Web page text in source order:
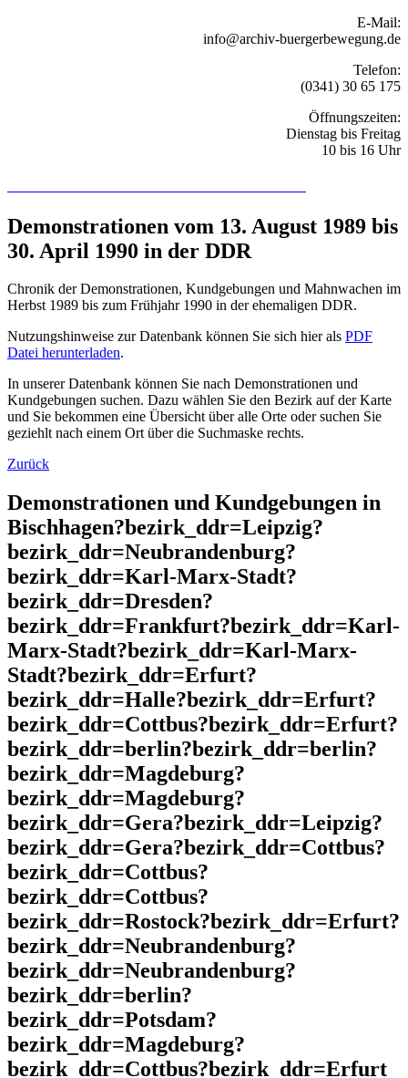
E-Mail:
info@archiv-buergerbewegung.de
Telefon:
(0341) 30 65 175
Öffnungszeiten:
Dienstag bis Freitag
10 bis 16 Uhr
Demonstrationen vom 13. August 1989 bis
30. April 1990 in der DDR
Chronik der Demonstrationen, Kundgebungen und Mahnwachen im
Herbst 1989 bis zum Frühjahr 1990 in der ehemaligen DDR.
Nutzungshinweise zur Datenbank können Sie sich hier als PDF
Datei herunterladen.
In unserer Datenbank können Sie nach Demonstrationen und
Kundgebungen suchen. Dazu wählen Sie den Bezirk auf der Karte
und Sie bekommen eine Übersicht über alle Orte oder suchen Sie
geziehlt nach einem Ort über die Suchmaske rechts.
Zurück
Demonstrationen und Kundgebungen in
Bischhagen?bezirk_ddr=Leipzig?
bezirk_ddr=Neubrandenburg?
bezirk_ddr=Karl-Marx-Stadt?
bezirk_ddr=Dresden?
bezirk_ddr=Frankfurt?bezirk_ddr=Karl-
Marx-Stadt?bezirk_ddr=Karl-Marx-
Stadt?bezirk_ddr=Erfurt?
bezirk_ddr=Halle?bezirk_ddr=Erfurt?
bezirk_ddr=Cottbus?bezirk_ddr=Erfurt?
bezirk_ddr=berlin?bezirk_ddr=berlin?
bezirk_ddr=Magdeburg?
bezirk_ddr=Magdeburg?
bezirk_ddr=Gera?bezirk_ddr=Leipzig?
bezirk_ddr=Gera?bezirk_ddr=Cottbus?
bezirk_ddr=Cottbus?
bezirk_ddr=Cottbus?
bezirk_ddr=Rostock?bezirk_ddr=Erfurt?
bezirk_ddr=Neubrandenburg?
bezirk_ddr=Neubrandenburg?
bezirk_ddr=berlin?
bezirk_ddr=Potsdam?
bezirk_ddr=Magdeburg?
bezirk_ddr=Cottbus?bezirk_ddr=Erfurt